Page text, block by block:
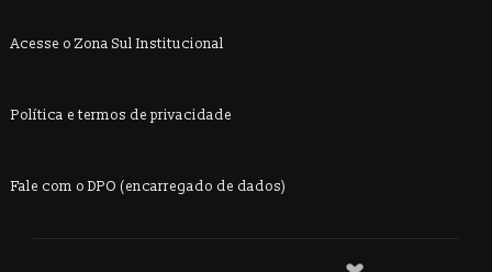
Acesse o Zona Sul Institucional
Política e termos de privacidade
Fale com o DPO (encarregado de dados)